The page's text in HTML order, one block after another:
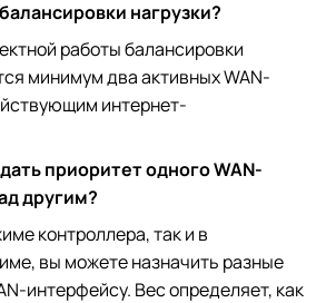
нагрузки?
работы балансировки
минимум два активных WAN-
интернет-
приоритет одного WAN-
другим?
контроллера, так и в
вы можете назначить разные
интерфейсу. Вес определяет, как